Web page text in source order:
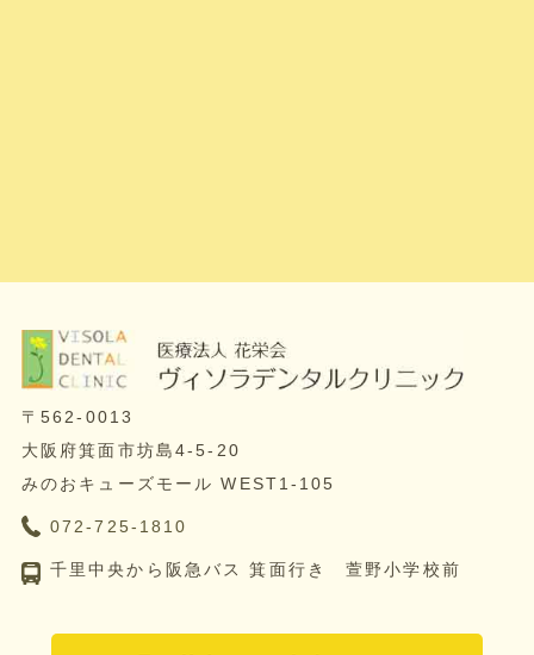
〒562-0013
大阪府箕面市坊島4-5-20
みのおキューズモール WEST1-105
072-725-1810
千里中央から阪急バス 箕面行き 萱野小学校前